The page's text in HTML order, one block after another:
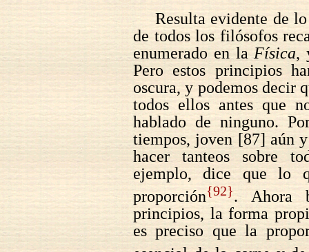
Resulta evidente de
de todos los filósofos
enumerado en laFísica,
Pero estos principios
oscura, y podemos decir
todos ellos antes que
hablado de ninguno.
tiempos, joven [87] aún
hacer tanteos sobre
ejemplo, dice que lo
proporción{92}. Ahora
principios, la forma
es preciso que la